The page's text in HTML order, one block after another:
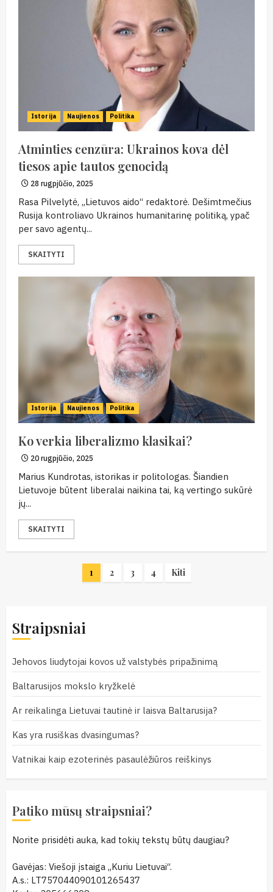
Istorija Naujienos Politika
Atminties cenzūra: Ukrainos kova dėl
tiesos apie tautos genocidą
28 rugpjūčio, 2025
Rasa Pilvelytė, „Lietuvos aido“ redaktorė. Dešimtmečius
Rusija kontroliavo Ukrainos humanitarinę politiką, ypač
per savo agentų...
SKAITYTI
Istorija Naujienos Politika
Ko verkia liberalizmo klasikai?
20 rugpjūčio, 2025
Marius Kundrotas, istorikas ir politologas. Šiandien
Lietuvoje būtent liberalai naikina tai, ką vertingo sukūrė
jų...
SKAITYTI
1 2 3 4 Kiti
Straipsniai
Jehovos liudytojai kovos už valstybės pripažinimą
Baltarusijos mokslo kryžkelė
Ar reikalinga Lietuvai tautinė ir laisva Baltarusija?
Kas yra rusiškas dvasingumas?
Vatnikai kaip ezoterinės pasaulėžiūros reiškinys
Patiko mūsų straipsniai?
Norite prisidėti auka, kad tokių tekstų būtų daugiau?
Gavėjas: Viešoji įstaiga „Kuriu Lietuvai“.
A.s.: LT757044090101265437